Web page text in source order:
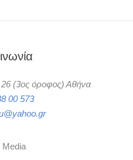
(3ος όροφος) Αθήνα
00 573
Media